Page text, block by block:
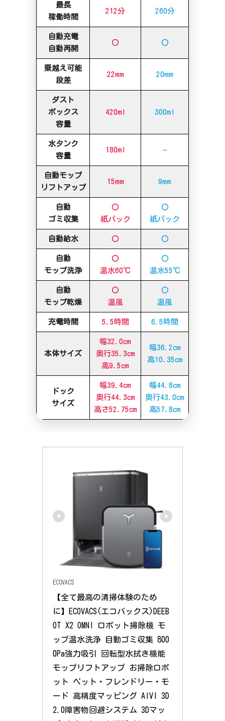
最長
稼働時間
212分 260分
自動充電
自動再開
〇 〇
乗越え可能
段差
22mm 20mm
ダスト
ボックス
容量
420ml 300ml
水タンク
容量
180ml –
自動モップ
リフトアップ
15mm 9mm
自動
ゴミ収集
〇
紙パック
〇
紙パック
自動給水 〇 〇
自動
モップ洗浄
〇
温水60℃
〇
温水55℃
自動
モップ乾燥
〇
温風
〇
温風
充電時間 5.5時間 6.5時間
本体サイズ
幅32.0cm
奥行35.3cm
高9.5cm
幅36.2cm
高10.35cm
ドック
サイズ
幅39.4cm
奥行44.3cm
高さ52.75cm
幅44.8cm
奥行43.0cm
高57.8cm
ECOVACS
【全て最高の清掃体験のため
に】ECOVACS(エコバックス)DEEB
OT X2 OMNI ロボット掃除機 モ
ップ温水洗浄 自動ゴミ収集 800
0Pa強力吸引 回転型水拭き機能
モップリフトアップ お掃除ロボ
ット ペット・フレンドリー・モ
ード 高精度マッピング AIVI 3D
2.0障害物回避システム 3Dマッ